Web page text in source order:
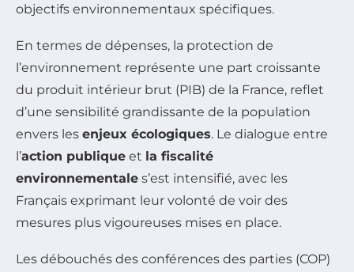
objectifs environnementaux spécifiques.
En termes de dépenses, la protection de
l’environnement représente une part croissante
du produit intérieur brut (PIB) de la France, reflet
d’une sensibilité grandissante de la population
envers les enjeux écologiques. Le dialogue entre
l’action publique et la fiscalité
environnementale s’est intensifié, avec les
Français exprimant leur volonté de voir des
mesures plus vigoureuses mises en place.
Les débouchés des conférences des parties (COP)